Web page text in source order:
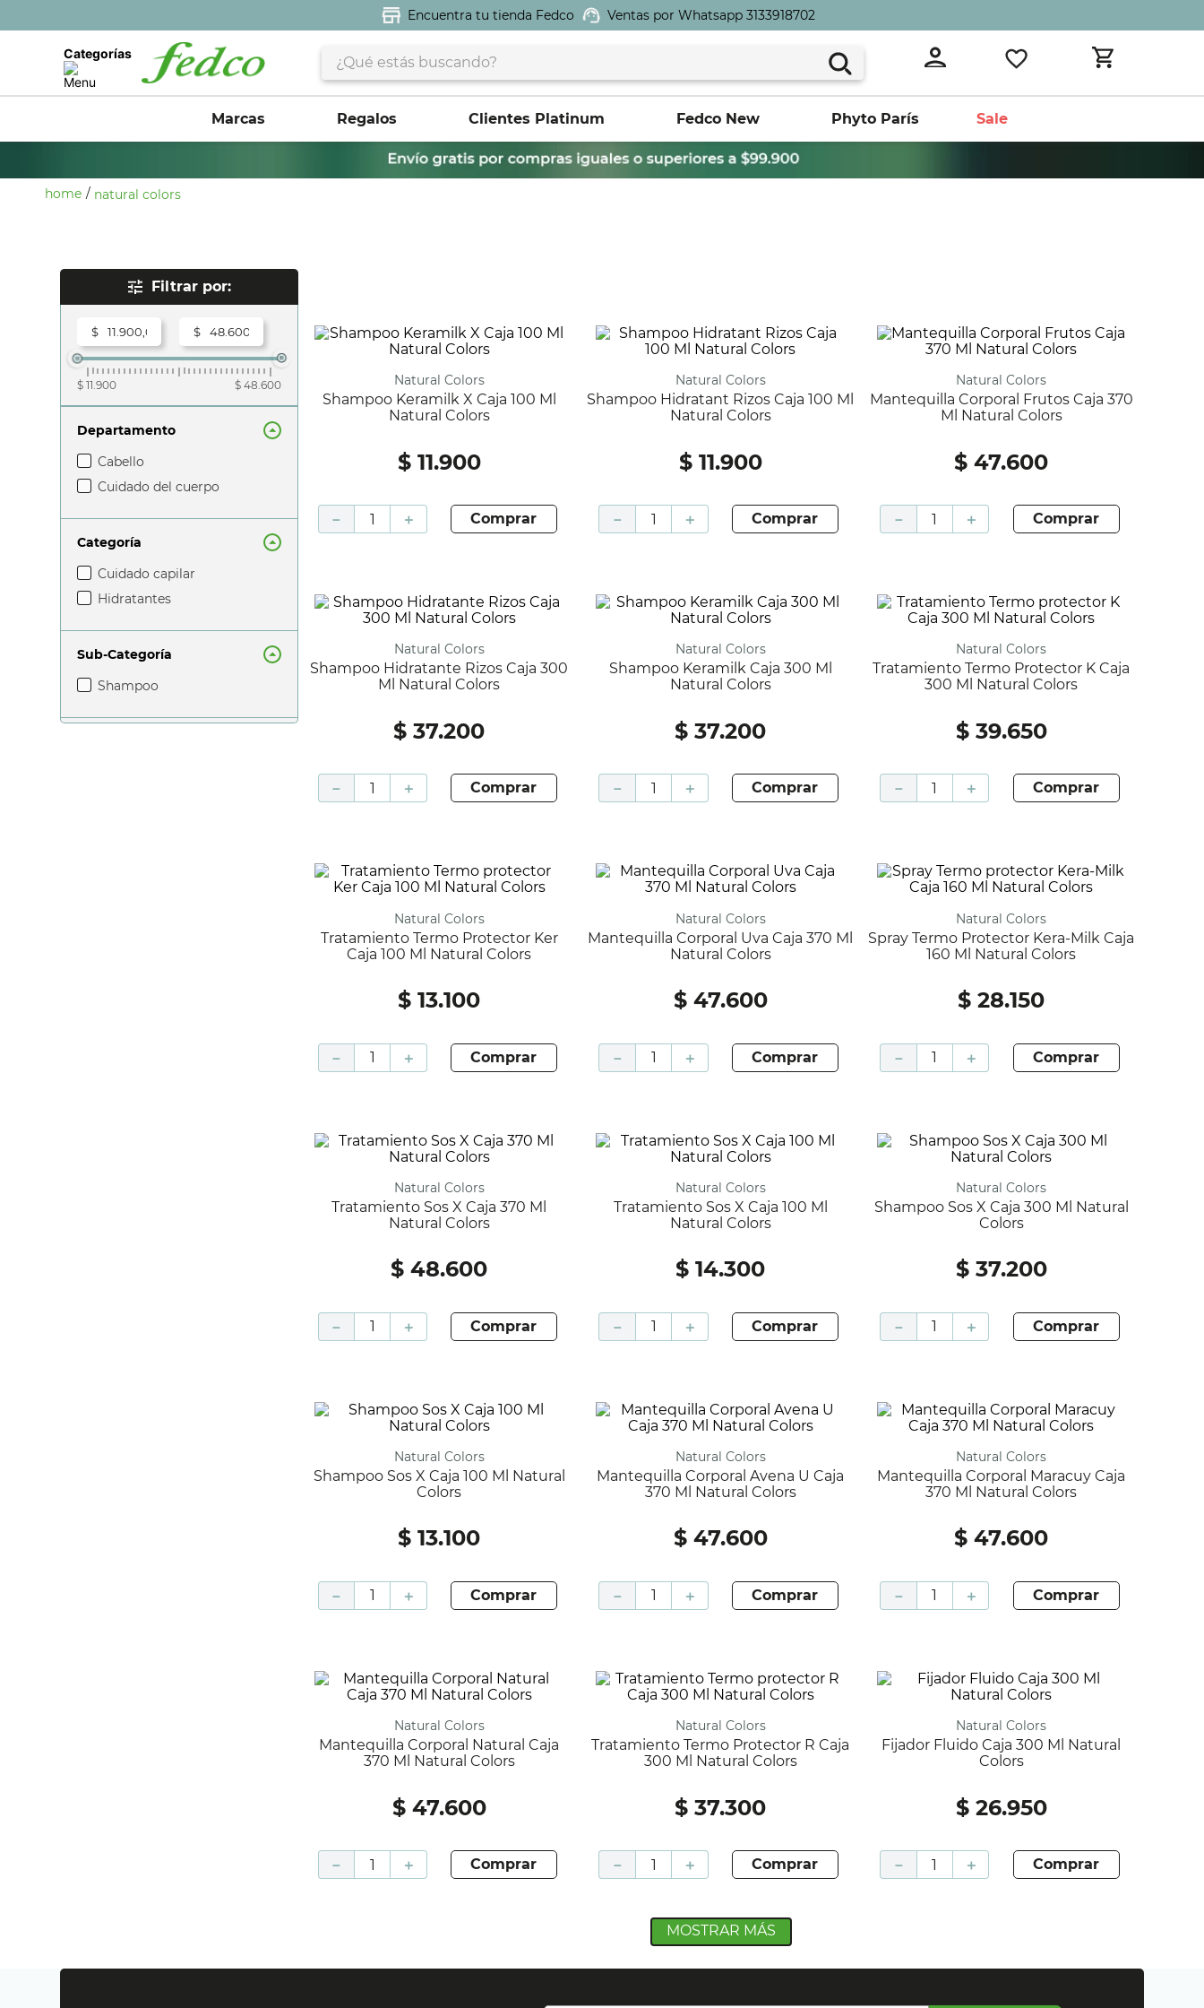
Encuentra tu tienda Fedco Ventas por Whatsapp 3133918702
Categorías ¿Qué estás buscando?
Marcas Regalos Clientes Platinum Fedco New Phyto París Sale
natural colors
Departamento
cabello
cuidado del cuerpo
Categoría
cuidado capilar
hidratantes
Sub-Categoría
shampoo
Rangos De Precio
$ $
$ 11.900 $ 48.600 Natural Colors
Shampoo Keramilk X Caja 100 Ml
Natural Colors
$ 11.900
＋
－ comprar
Natural Colors
Shampoo Hidratant Rizos Caja 100 Ml
Natural Colors
$ 11.900
＋
－ comprar
Natural Colors
Mantequilla Corporal Frutos Caja 370
Ml Natural Colors
$ 47.600
＋
－ comprar
Natural Colors
Shampoo Hidratante Rizos Caja 300
Ml Natural Colors
$ 37.200
＋
－ comprar
Natural Colors
Shampoo Keramilk Caja 300 Ml
Natural Colors
$ 37.200
＋
－ comprar
Natural Colors
Tratamiento Termo Protector K Caja
300 Ml Natural Colors
$ 39.650
＋
－ comprar
Natural Colors
Tratamiento Termo Protector Ker
Caja 100 Ml Natural Colors
$ 13.100
＋
－ comprar
Natural Colors
Mantequilla Corporal Uva Caja 370 Ml
Natural Colors
$ 47.600
＋
－ comprar
Natural Colors
Spray Termo Protector Kera-Milk Caja
160 Ml Natural Colors
$ 28.150
＋
－ comprar
Natural Colors
Tratamiento Sos X Caja 370 Ml
Natural Colors
$ 48.600
＋
－ comprar
Natural Colors
Tratamiento Sos X Caja 100 Ml
Natural Colors
$ 14.300
＋
－ comprar
Natural Colors
Shampoo Sos X Caja 300 Ml Natural
Colors
$ 37.200
＋
－ comprar
Natural Colors
Shampoo Sos X Caja 100 Ml Natural
Colors
$ 13.100
＋
－ comprar
Natural Colors
Mantequilla Corporal Avena U Caja
370 Ml Natural Colors
$ 47.600
＋
－ comprar
Natural Colors
Mantequilla Corporal Maracuy Caja
370 Ml Natural Colors
$ 47.600
＋
－ comprar
Natural Colors
Mantequilla Corporal Natural Caja
370 Ml Natural Colors
$ 47.600
＋
－ comprar
Natural Colors
Tratamiento Termo Protector R Caja
300 Ml Natural Colors
$ 37.300
＋
－ comprar
Natural Colors
Fijador Fluido Caja 300 Ml Natural
Colors
$ 26.950
＋
－ comprar
MOSTRAR MÁS